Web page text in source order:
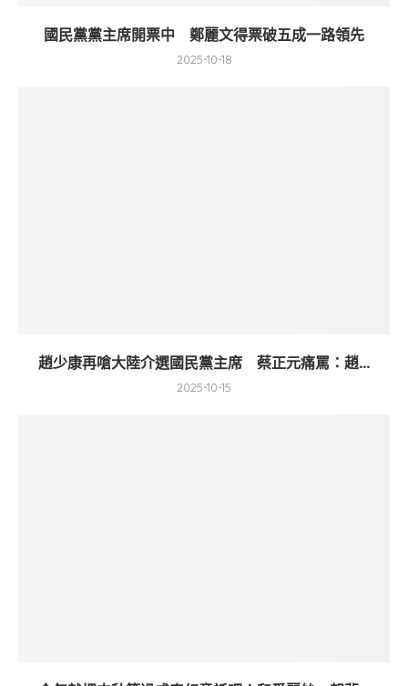
國民黨黨主席開票中 鄭麗文得票破五成一路領先
2025-10-18
趙少康再嗆大陸介選國民黨主席 蔡正元痛罵：趙...
2025-10-15